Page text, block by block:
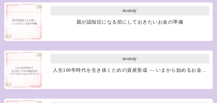
money
親が認知症になる前にしておきたいお金の準備
money
人生100年時代を生き抜くための資産形成 ― いまから始めるお金…